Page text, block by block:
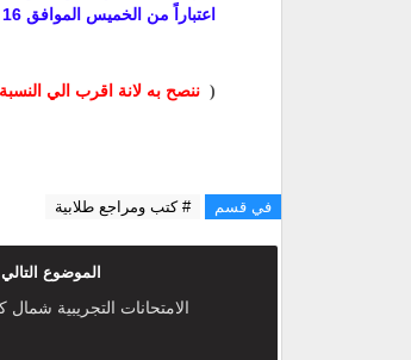
اعتباراً من الخميس الموافق 16 ديسمبر، ويستمر حتى الثلاثاء الموافق 28 ديسمبر الجاري.
( ننصح به لانة اقرب الي
في قسم # كتب ومراجع طلابية
الموضوع التالي
الامتحانات التجريبية شمال